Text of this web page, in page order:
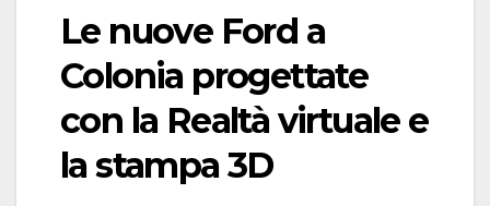
Le nuove Ford a
Colonia progettate
con la Realtà virtuale e
la stampa 3D